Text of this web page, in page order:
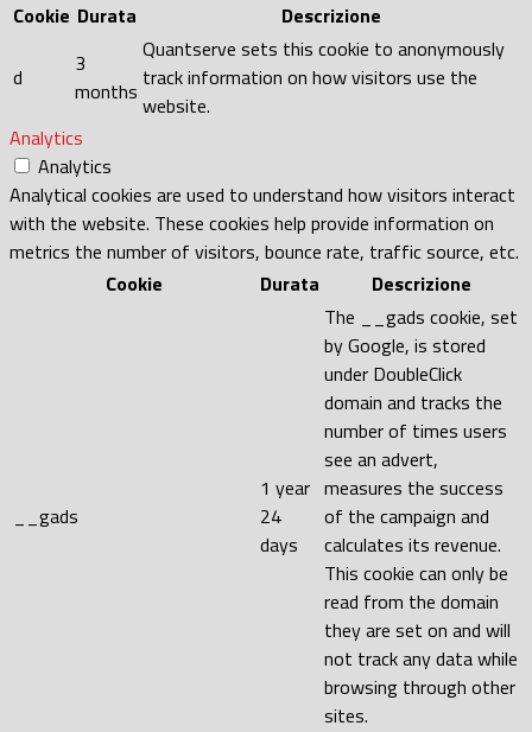
Cookie Durata Descrizione
d
3
months
Quantserve sets this cookie to anonymously
track information on how visitors use the
website.
Analytics
Analytics
Analytical cookies are used to understand how visitors interact
with the website. These cookies help provide information on
metrics the number of visitors, bounce rate, traffic source, etc.
Cookie
Durata Descrizione
__gads
1 year
24
days
The __gads cookie, set
by Google, is stored
under DoubleClick
domain and tracks the
number of times users
see an advert,
measures the success
of the campaign and
calculates its revenue.
This cookie can only be
read from the domain
they are set on and will
not track any data while
browsing through other
sites.